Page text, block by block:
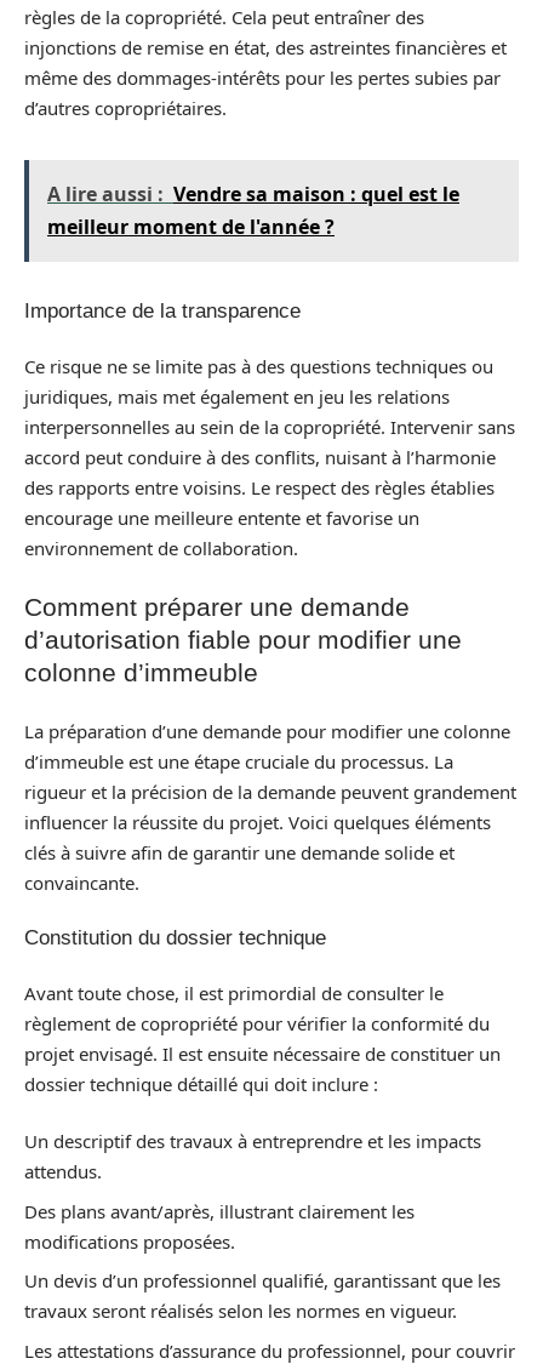
règles de la copropriété. Cela peut entraîner des
injonctions de remise en état, des astreintes financières et
même des dommages-intérêts pour les pertes subies par
d’autres copropriétaires.
A lire aussi : Vendre sa maison : quel est le
meilleur moment de l'année ?
Importance de la transparence
Ce risque ne se limite pas à des questions techniques ou
juridiques, mais met également en jeu les relations
interpersonnelles au sein de la copropriété. Intervenir sans
accord peut conduire à des conflits, nuisant à l’harmonie
des rapports entre voisins. Le respect des règles établies
encourage une meilleure entente et favorise un
environnement de collaboration.
Comment préparer une demande
d’autorisation fiable pour modifier une
colonne d’immeuble
La préparation d’une demande pour modifier une colonne
d’immeuble est une étape cruciale du processus. La
rigueur et la précision de la demande peuvent grandement
influencer la réussite du projet. Voici quelques éléments
clés à suivre afin de garantir une demande solide et
convaincante.
Constitution du dossier technique
Avant toute chose, il est primordial de consulter le
règlement de copropriété pour vérifier la conformité du
projet envisagé. Il est ensuite nécessaire de constituer un
dossier technique détaillé qui doit inclure :
Un descriptif des travaux à entreprendre et les impacts
attendus.
Des plans avant/après, illustrant clairement les
modifications proposées.
Un devis d’un professionnel qualifié, garantissant que les
travaux seront réalisés selon les normes en vigueur.
Les attestations d’assurance du professionnel, pour couvrir